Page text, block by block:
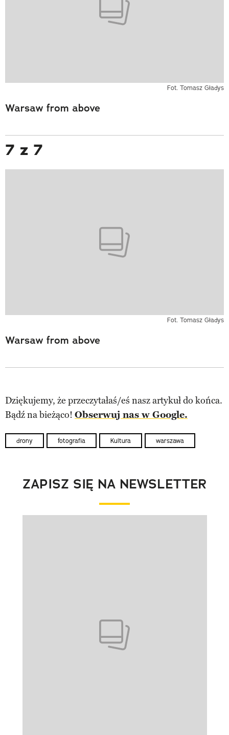
Fot. Tomasz Gładys
Warsaw from above
7 z 7
Fot. Tomasz Gładys
Warsaw from above
Dziękujemy, że przeczytałaś/eś nasz artykuł do końca.
Bądź na bieżąco! Obserwuj nas w Google.
drony fotografia Kultura warszawa
ZAPISZ SIĘ NA NEWSLETTER